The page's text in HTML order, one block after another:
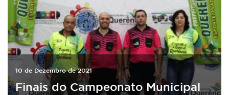
10 de Dezembro de 2021
Finais do Campeonato Municipal